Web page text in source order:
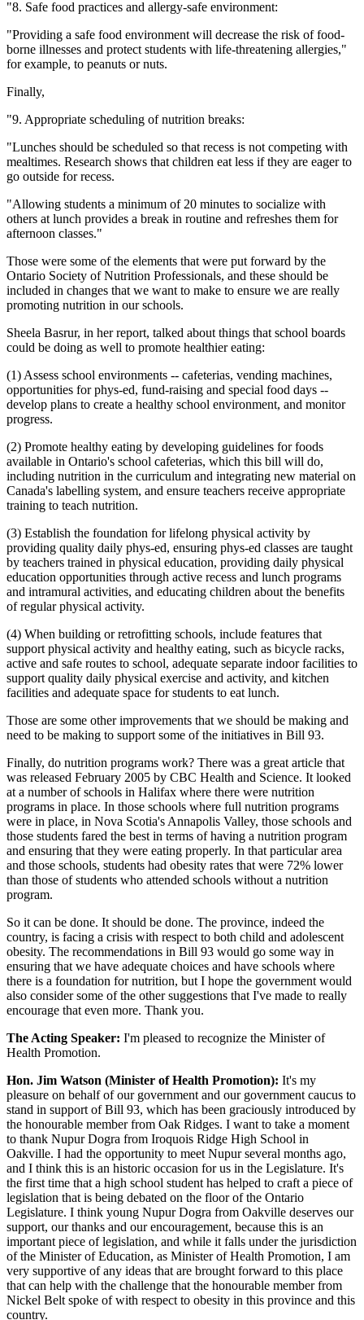
"8. Safe food practices and allergy-safe environment:
"Providing a safe food environment will decrease the risk of food-
borne illnesses and protect students with life-threatening allergies,"
for example, to peanuts or nuts.
Finally,
"9. Appropriate scheduling of nutrition breaks:
"Lunches should be scheduled so that recess is not competing with
mealtimes. Research shows that children eat less if they are eager to
go outside for recess.
"Allowing students a minimum of 20 minutes to socialize with
others at lunch provides a break in routine and refreshes them for
afternoon classes."
Those were some of the elements that were put forward by the
Ontario Society of Nutrition Professionals, and these should be
included in changes that we want to make to ensure we are really
promoting nutrition in our schools.
Sheela Basrur, in her report, talked about things that school boards
could be doing as well to promote healthier eating:
(1) Assess school environments -- cafeterias, vending machines,
opportunities for phys-ed, fund-raising and special food days --
develop plans to create a healthy school environment, and monitor
progress.
(2) Promote healthy eating by developing guidelines for foods
available in Ontario's school cafeterias, which this bill will do,
including nutrition in the curriculum and integrating new material on
Canada's labelling system, and ensure teachers receive appropriate
training to teach nutrition.
(3) Establish the foundation for lifelong physical activity by
providing quality daily phys-ed, ensuring phys-ed classes are taught
by teachers trained in physical education, providing daily physical
education opportunities through active recess and lunch programs
and intramural activities, and educating children about the benefits
of regular physical activity.
(4) When building or retrofitting schools, include features that
support physical activity and healthy eating, such as bicycle racks,
active and safe routes to school, adequate separate indoor facilities to
support quality daily physical exercise and activity, and kitchen
facilities and adequate space for students to eat lunch.
Those are some other improvements that we should be making and
need to be making to support some of the initiatives in Bill 93.
Finally, do nutrition programs work? There was a great article that
was released February 2005 by CBC Health and Science. It looked
at a number of schools in Halifax where there were nutrition
programs in place. In those schools where full nutrition programs
were in place, in Nova Scotia's Annapolis Valley, those schools and
those students fared the best in terms of having a nutrition program
and ensuring that they were eating properly. In that particular area
and those schools, students had obesity rates that were 72% lower
than those of students who attended schools without a nutrition
program.
So it can be done. It should be done. The province, indeed the
country, is facing a crisis with respect to both child and adolescent
obesity. The recommendations in Bill 93 would go some way in
ensuring that we have adequate choices and have schools where
there is a foundation for nutrition, but I hope the government would
also consider some of the other suggestions that I've made to really
encourage that even more. Thank you.
The Acting Speaker: I'm pleased to recognize the Minister of
Health Promotion.
Hon. Jim Watson (Minister of Health Promotion): It's my
pleasure on behalf of our government and our government caucus to
stand in support of Bill 93, which has been graciously introduced by
the honourable member from Oak Ridges. I want to take a moment
to thank Nupur Dogra from Iroquois Ridge High School in
Oakville. I had the opportunity to meet Nupur several months ago,
and I think this is an historic occasion for us in the Legislature. It's
the first time that a high school student has helped to craft a piece of
legislation that is being debated on the floor of the Ontario
Legislature. I think young Nupur Dogra from Oakville deserves our
support, our thanks and our encouragement, because this is an
important piece of legislation, and while it falls under the jurisdiction
of the Minister of Education, as Minister of Health Promotion, I am
very supportive of any ideas that are brought forward to this place
that can help with the challenge that the honourable member from
Nickel Belt spoke of with respect to obesity in this province and this
country.